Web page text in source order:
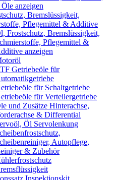
anzeigen
Bremslüssigkeit,
Pflegemittel & Additive
Frostschutz, Bremslüssigkeit,
Pflegemittel &
anzeigen
Getriebeöle für
für Schaltgetriebe
für Verteilergetriebe
und Zusätze Hinterachse,
& Differential
Öl Servolenkung
Autopflege,
& Zubehör
Inspektionskit